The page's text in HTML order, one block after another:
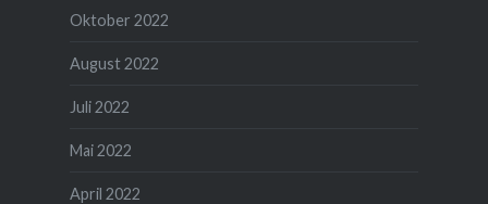
Oktober 2022
August 2022
Juli 2022
Mai 2022
April 2022